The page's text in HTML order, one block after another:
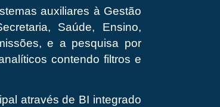
auxiliares à Gestão
Saúde, Ensino,
e a pesquisa por
contendo filtros e
através de BI integrado